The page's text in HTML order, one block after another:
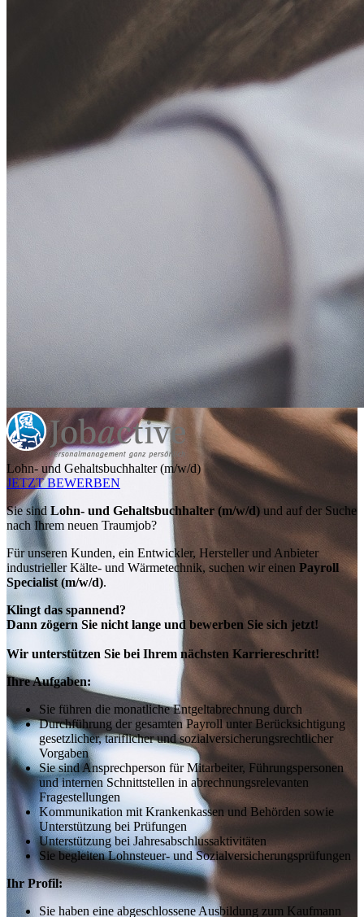
Lohn- und Gehaltsbuchhalter (m/w/d)
JETZT BEWERBEN
Sie sindLohn- und Gehaltsbuchhalter (m/w/d) und auf der Suche
nach Ihrem neuen Traumjob?
Für unseren Kunden, ein Entwickler, Hersteller und Anbieter
industrieller Kälte- und Wärmetechnik, suchen wir einen Payroll
Specialist (m/w/d).
Klingt das spannend?
Dann zögern Sie nicht lange und bewerben Sie sich jetzt!
Wir unterstützen Sie bei Ihrem nächsten Karriereschritt!
Ihre Aufgaben:
Sie führen die monatliche Entgeltabrechnung durch
Durchführung der gesamten Payroll unter Berücksichtigung
gesetzlicher, tariflicher und sozialversicherungsrechtlicher
Vorgaben
Sie sind Ansprechperson für Mitarbeiter, Führungspersonen
und internen Schnittstellen in abrechnungsrelevanten
Fragestellungen
Kommunikation mit Krankenkassen und Behörden sowie
Unterstützung bei Prüfungen
Unterstützung bei Jahresabschlussaktivitäten
Sie begleiten Lohnsteuer- und Sozialversicherungsprüfungen
Ihr Profil:
Sie haben eine abgeschlossene Ausbildung zum Kaufmann